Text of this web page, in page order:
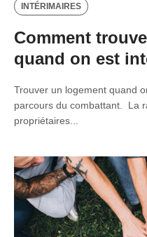
INTÉRIMAIRES
Comment
quand on est
Trouver un logement quand
parcours du combattant. La
propriétaires...